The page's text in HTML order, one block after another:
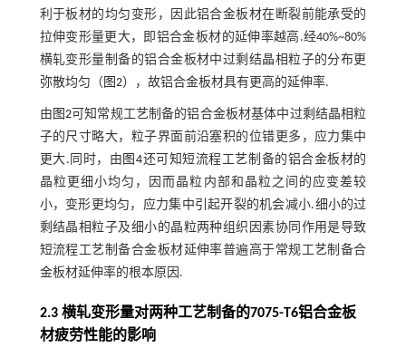
利于板材的均匀变形，因此铝合金板材在断裂前能承受的
拉伸变形量更大，即铝合金板材的延伸率越高.经40%~80%
横轧变形量制备的铝合金板材中过剩结晶相粒子的分布更
弥散均匀（ 图2），故铝合金板材具有更高的延伸率.
由 图2可知常规工艺制备的铝合金板材基体中过剩结晶相粒
子的尺寸略大，粒子界面前沿塞积的位错更多，应力集中
更大.同时，由 图4还可知短流程工艺制备的铝合金板材的
晶粒更细小均匀，因而晶粒内部和晶粒之间的应变差较
小，变形更均匀，应力集中引起开裂的机会减小.细小的过
剩结晶相粒子及细小的晶粒两种组织因素协同作用是导致
短流程工艺制备合金板材延伸率普遍高于常规工艺制备合
金板材延伸率的根本原因.
2.3 横轧变形量对两种工艺制备的7075-T6铝合金板
材疲劳性能的影响